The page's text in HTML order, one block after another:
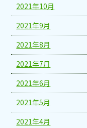
2021年10月
2021年9月
2021年8月
2021年7月
2021年6月
2021年5月
2021年4月